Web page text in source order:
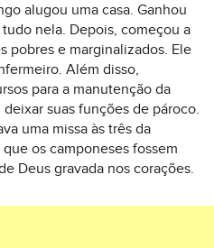
alugou uma casa. Ganhou
nela. Depois, começou a
pobres e marginalizados. Ele
Além disso,
para a manutenção da
suas funções de pároco.
uma missa às três da
os camponeses fossem
Deus gravada nos corações.